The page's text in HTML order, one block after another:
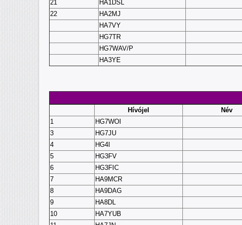
21
HA1DSL
22
HA2MJ
HA7VY
HG7TR
HG7WAV/P
HA3YE
Hívójel Név
1
HG7WOI
3
HG7JU
4
HG4I
5
HG3FV
6
HG3FIC
7
HA9MCR
8
HA9DAG
9
HA8DL
10
HA7YUB